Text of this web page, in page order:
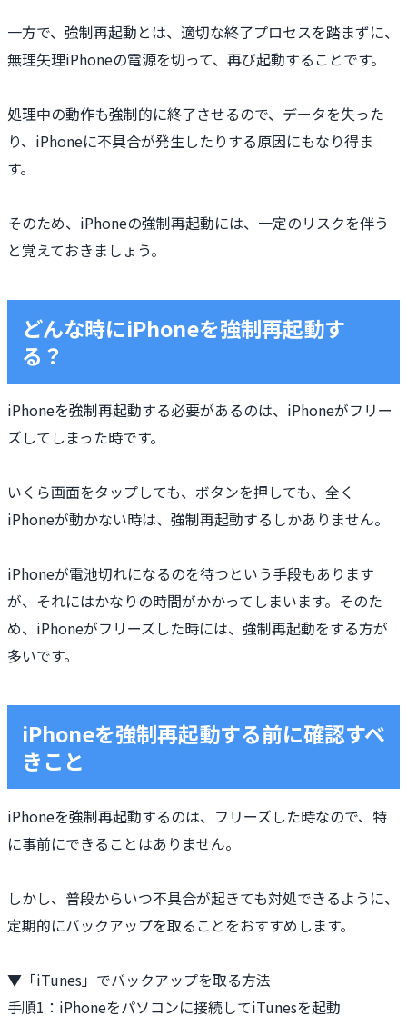
一方で、強制再起動とは、適切な終了プロセスを踏まずに、
無理矢理iPhoneの電源を切って、再び起動することです。
処理中の動作も強制的に終了させるので、データを失った
り、iPhoneに不具合が発生したりする原因にもなり得ま
す。
そのため、iPhoneの強制再起動には、一定のリスクを伴う
と覚えておきましょう。
どんな時にiPhoneを強制再起動す
る？
iPhoneを強制再起動する必要があるのは、iPhoneがフリー
ズしてしまった時です。
いくら画面をタップしても、ボタンを押しても、全く
iPhoneが動かない時は、強制再起動するしかありません。
iPhoneが電池切れになるのを待つという手段もあります
が、それにはかなりの時間がかかってしまいます。そのた
め、iPhoneがフリーズした時には、強制再起動をする方が
多いです。
iPhoneを強制再起動する前に確認すべ
きこと
iPhoneを強制再起動するのは、フリーズした時なので、特
に事前にできることはありません。
しかし、普段からいつ不具合が起きても対処できるように、
定期的にバックアップを取ることをおすすめします。
▼「iTunes」でバックアップを取る方法
手順1：iPhoneをパソコンに接続してiTunesを起動